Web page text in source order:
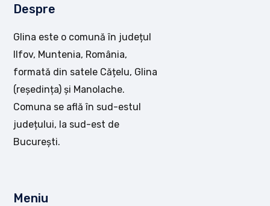
Despre
Glina este o comună în județul
Ilfov, Muntenia, România,
formată din satele Cățelu, Glina
(reședința) și Manolache.
Comuna se află în sud-estul
județului, la sud-est de
București.
Meniu